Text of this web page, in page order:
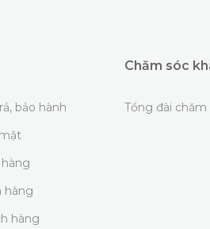
bảo hành
hàng
hàng
Chăm sóc
Tổng đài